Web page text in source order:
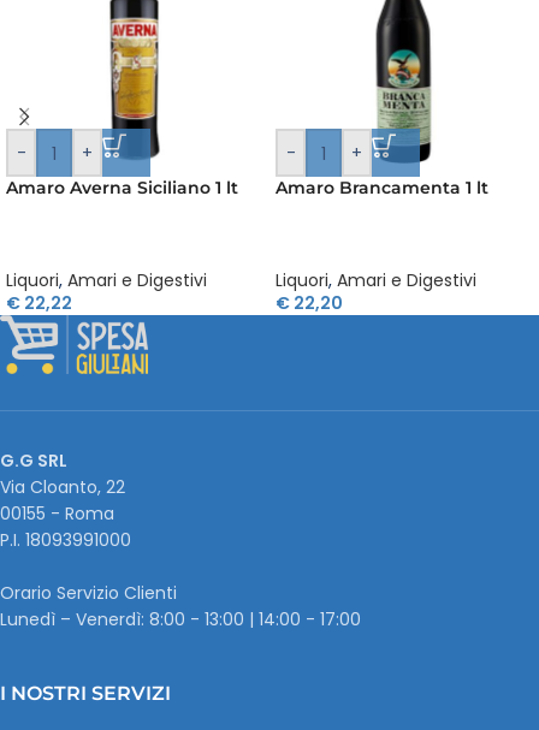
- +
Amaro Averna Siciliano 1 lt
Liquori, Amari e Digestivi
€ 22,22
- +
Amaro Brancamenta 1 lt
Liquori, Amari e Digestivi
€ 22,20
G.G SRL
Via Cloanto, 22
00155 - Roma
P.I. ‭18093991000
Orario Servizio Clienti
Lunedì – Venerdì: 8:00 - 13:00 | 14:00 - 17:00
I NOSTRI SERVIZI